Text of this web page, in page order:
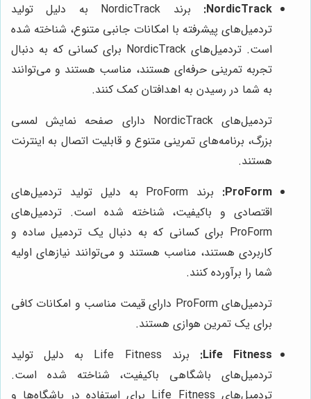
NordicTrack:
برند NordicTrack به دلیل تولید
تردمیل‌های پیشرفته با امکانات جانبی متنوع، شناخته شده
است. تردمیل‌های NordicTrack برای کسانی که به دنبال
تجربه تمرینی حرفه‌ای هستند، مناسب هستند و می‌توانند
به شما در رسیدن به اهدافتان کمک کنند.
تردمیل‌های NordicTrack دارای صفحه نمایش لمسی
بزرگ، برنامه‌های تمرینی متنوع و قابلیت اتصال به اینترنت
هستند.
ProForm:
برند ProForm به دلیل تولید تردمیل‌های
اقتصادی و باکیفیت، شناخته شده است. تردمیل‌های
ProForm برای کسانی که به دنبال یک تردمیل ساده و
کاربردی هستند، مناسب هستند و می‌توانند نیازهای اولیه
شما را برآورده کنند.
تردمیل‌های ProForm دارای قیمت مناسب و امکانات کافی
برای یک تمرین هوازی هستند.
Life Fitness:
برند Life Fitness به دلیل تولید
تردمیل‌های باشگاهی باکیفیت، شناخته شده است.
تردمیل‌های Life Fitness برای استفاده در باشگاه‌ها و